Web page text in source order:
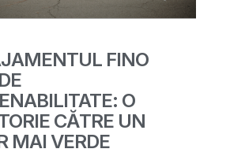
FINO
O
CĂTRE UN
MAI VERDE